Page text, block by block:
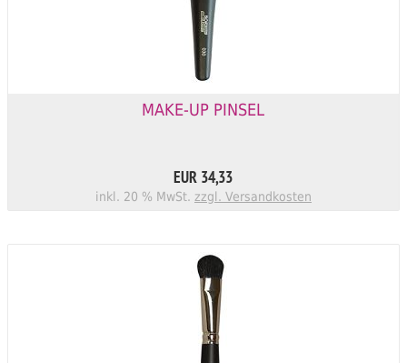
MAKE-UP PINSEL
EUR 34,33
inkl. 20 % MwSt. zzgl. Versandkosten